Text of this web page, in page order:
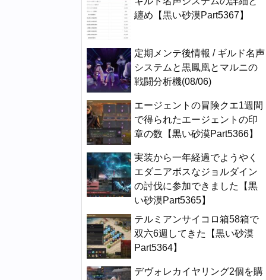
纏め【黒い砂漠Part5367】
定期メンテ後情報 / ギルド名声
システムと黒鳳凰とマルニの
戦闘分析機(08/06)
エージェントの冒険クエ1週間
で得られたエージェントの印
章の数【黒い砂漠Part5366】
実装から一年経過でようやく
エダニアボスなジョルダイン
の討伐に参加できました【黒
い砂漠Part5365】
テルミアンサイコロ箱58箱で
双六6週してきた【黒い砂漠
Part5364】
デヴォレカイヤリング2個を購